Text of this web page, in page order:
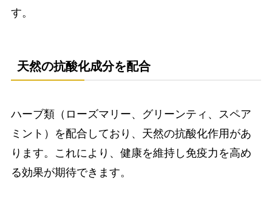
す。
天然の抗酸化成分を配合
ハーブ類（ローズマリー、グリーンティ、スペア
ミント）を配合しており、天然の抗酸化作用があ
ります。これにより、健康を維持し免疫力を高め
る効果が期待できます。